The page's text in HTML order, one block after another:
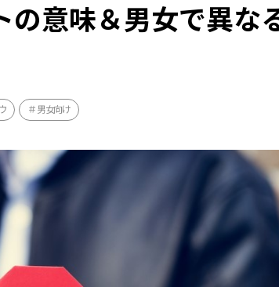
の意味＆男女で異な
男女向け